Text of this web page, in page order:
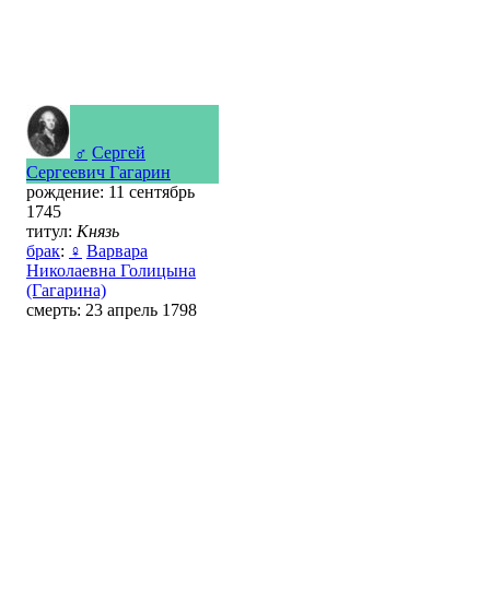
♂ Сергей
Сергеевич Гагарин
рождение: 11 сентябрь
1745
титул: Князь
брак: ♀ Варвара
Николаевна Голицына
(Гагарина)
смерть: 23 апрель 1798